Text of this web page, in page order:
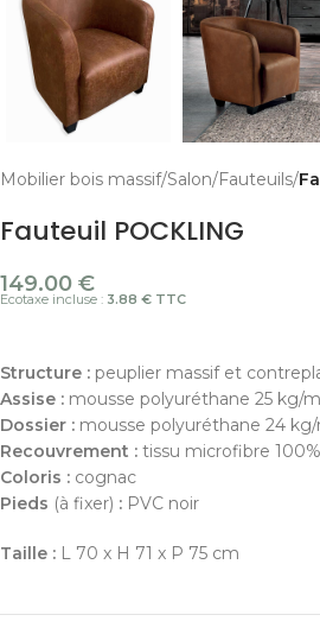
Mobilier bois massif Salon Fauteuils
Fauteuil POCKLING
149.00 €
Ecotaxe incluse : 3.88 € TTC
Structure : peuplier massif et
Assise : mousse polyuréthane 25 kg/
Dossier : mousse polyuréthane 24 kg/
Recouvrement : tissu microfibre
Coloris : cognac
Pieds (à fixer) : PVC noir
Taille : L 70 x H 71 x P 75 cm